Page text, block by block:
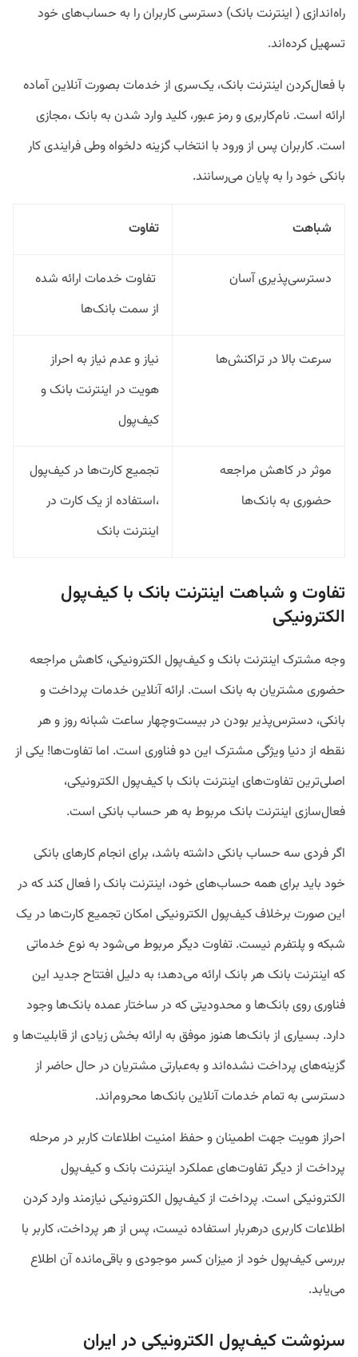
راه‌اندازی ( اینترنت بانک) دسترسی کاربران را به حساب‌های خود
تسهیل کرده‌اند.
با فعال‌کردن اینترنت بانک، یک‌‌سری از خدمات بصورت آنلاین آماده
ارائه است. نام‌کاربری و رمز عبور، کلید وارد شدن به بانک ،مجازی
است. کاربران پس از ورود با انتخاب گزینه دلخواه وطی فرایندی کار
بانکی خود را به پایان می‌رسانند.
شباهت تفاوت
دسترسی‌پذیری آسان
تفاوت خدمات ارائه شده
از سمت بانک‌ها
سرعت بالا در تراکنش‌‌ها
نیاز و عدم نیاز به احراز
هویت در اینترنت بانک و
کیف‌پول
موثر در کاهش مراجعه
حضوری به بانک‌ها
تجمیع کارت‌ها در کیف‌پول
،استفاده از یک کارت در
اینترنت بانک
تفاوت و شباهت‌ اینترنت بانک با کیف‌پول
الکترونیکی
وجه مشترک اینترنت بانک و کیف‌‌پول الکترونیکی، کاهش مراجعه
حضوری مشتریان به بانک‌ است. ارائه آنلاین خدمات پرداخت و
بانکی، دسترس‌پذیر بودن در بیست‌وچهار ساعت شبانه روز و هر
نقطه از دنیا ویژگی مشترک این دو فناوری است. اما تفاوت‌ها! یکی از
اصلی‌ترین تفاوت‌های اینترنت بانک با کیف‌پول الکترونیکی،
فعال‌سازی اینترنت بانک مربوط به هر حساب بانکی است.
اگر فردی سه حساب بانکی داشته باشد، برای انجام کارهای بانکی
خود باید برای همه حساب‌های خود، اینترنت بانک را فعال کند که در
این صورت برخلاف کیف‌پول الکترونیکی امکان تجمیع کارت‌ها در یک
شبکه و پلتفرم نیست. تفاوت دیگر مربوط می‌شود به نوع خدماتی
که اینترنت بانک هر بانک ارائه می‌دهد؛ به دلیل افتتاح جدید این
فناوری روی بانک‌ها و محدودیتی که در ساختار عمده بانک‌ها وجود
دارد. بسیاری از بانک‌ها هنوز موفق به ارائه بخش زیادی از قابلیت‌ها و
گزینه‌های پرداخت نشده‌اند و به‌عبارتی مشتریان در حال حاضر از
دسترسی به تمام خدمات آنلاین بانک‌ها محروم‌اند.
احراز هویت جهت اطمینان و حفظ امنیت اطلاعات کاربر در مرحله
پرداخت از دیگر تفاوت‌های عملکرد اینترنت بانک و کیف‌پول
الکترونیکی است. پرداخت از کیف‌پول الکترونیکی نیازمند وارد کردن
اطلاعات کاربری درهربار استفاده نیست، پس از هر پرداخت، کاربر با
بررسی کیف‌پول خود از میزان کسر موجودی و باقی‌مانده آن اطلاع
می‌یابد.
سرنوشت کیف‌پول الکترونیکی در ایران